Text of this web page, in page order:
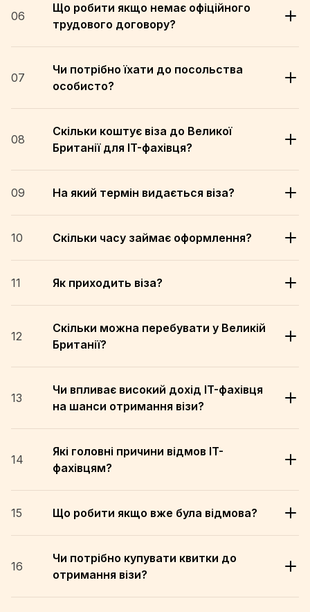
06
Що робити якщо немає офіційного
трудового договору?
07
Чи потрібно їхати до посольства
особисто?
08
Скільки коштує віза до Великої
Британії для IT-фахівця?
09 На який термін видається віза?
10 Скільки часу займає оформлення?
11 Як приходить віза?
12
Скільки можна перебувати у Великій
Британії?
13
Чи впливає високий дохід IT-фахівця
на шанси отримання візи?
14
Які головні причини відмов IT-
фахівцям?
15 Що робити якщо вже була відмова?
16
Чи потрібно купувати квитки до
отримання візи?